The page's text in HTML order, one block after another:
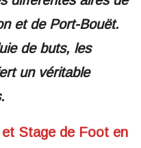
et de Port-Bouët.
de buts, les
un véritable
Stage de Foot en